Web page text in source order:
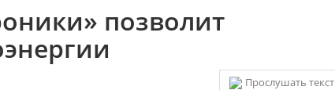
позволит
Прослушать текст